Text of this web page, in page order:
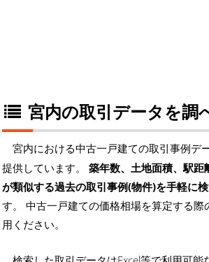
宮内の取引データを調
宮内における中古一戸建ての取引事例デ
提供しています。 築年数、土地面積、駅距
が類似する過去の取引事例(物件)を手軽に
す。 中古一戸建ての価格相場を算定する際
用ください。